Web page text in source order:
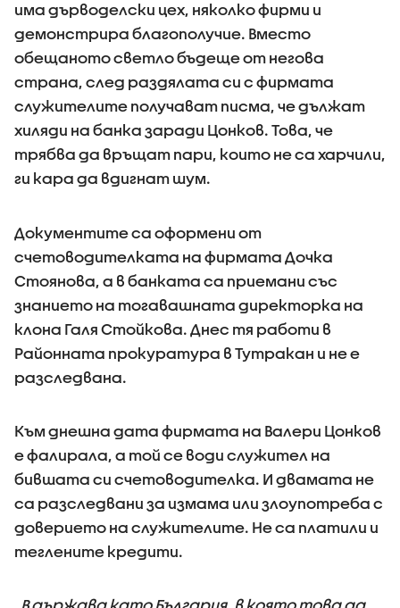
има дърводелски цех, няколко фирми и
демонстрира благополучие. Вместо
обещаното светло бъдеще от негова
страна, след раздялата си с фирмата
служителите получават писма, че дължат
хиляди на банка заради Цонков. Това, че
трябва да връщат пари, които не са харчили,
ги кара да вдигнат шум.
Документите са оформени от
счетоводителката на фирмата Дочка
Стоянова, а в банката са приемани със
знанието на тогавашната директорка на
клона Галя Стойкова. Днес тя работи в
Районната прокуратура в Тутракан и не е
разследвана.
Към днешна дата фирмата на Валери Цонков
е фалирала, а той се води служител на
бившата си счетоводителка. И двамата не
са разследвани за измама или злоупотреба с
доверието на служителите. Не са платили и
теглените кредити.